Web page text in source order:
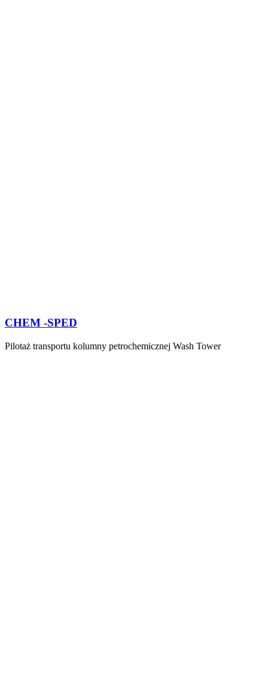
CHEM -SPED
Pilotaż transportu kolumny petrochemicznej Wash Tower